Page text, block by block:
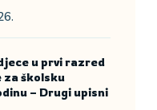
u prvi razred
za školsku
– Drugi upisni